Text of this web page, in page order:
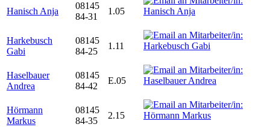
Hanisch Anja
08145
84-31
1.05
Harkebusch
Gabi
08145
84-25
1.11
Haselbauer
Andrea
08145
84-42
E.05
Hörmann
Markus
08145
84-35
2.15